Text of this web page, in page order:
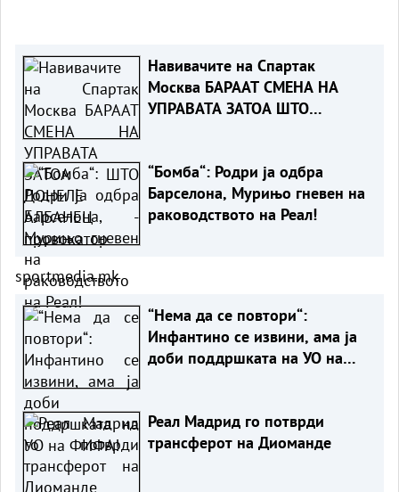
Навивачите на Спартак
Москва БАРААТ СМЕНА НА
УПРАВАТА ЗАТОА ШТО
“Бомба“: Родри ја одбра
Барселона, Мурињо гневен на
раководството на Реал!
sportmedia.mk
“Нема да се повтори“:
Инфантино се извини, ама ја
доби поддршката на УО на
Реал Мадрид го потврди
трансферот на Диоманде